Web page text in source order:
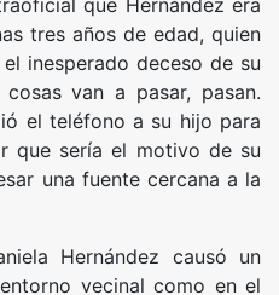
tres años de edad, quien
inesperado deceso de su
van a pasar, pasan.
el teléfono a su hijo para
que sería el motivo de su
una fuente cercana a la
Hernández causó un
vecinal como en el